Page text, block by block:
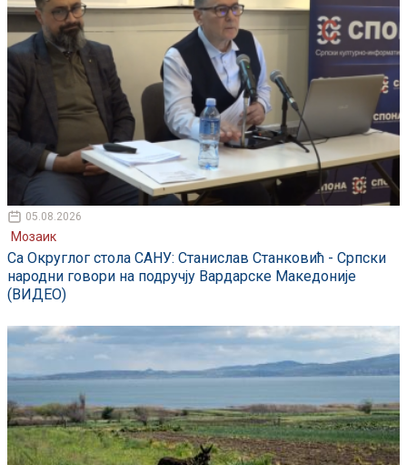
05.08.2026
Мозаик
Са Округлог стола САНУ: Станислав Станковић - Српски
народни говори на подручју Вардарске Македоније
(ВИДЕО)